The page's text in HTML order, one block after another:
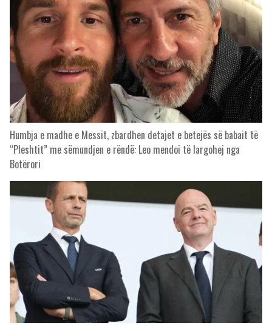
Humbja e madhe e Messit, zbardhen detajet e betejës së babait të
“Pleshtit” me sëmundjen e rëndë: Leo mendoi të largohej nga
Botërori